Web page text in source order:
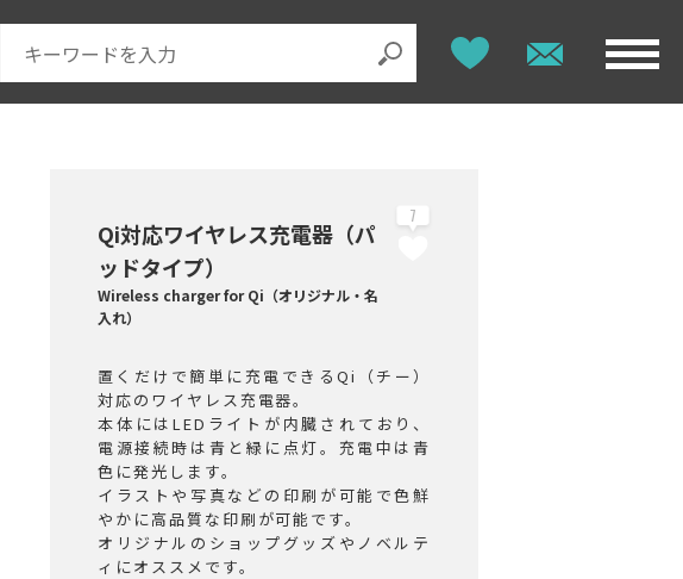
Qi対応ワイヤレス充電器（パ
ッドタイプ）
Wireless charger for Qi（オリジナル・名
入れ）
7
置くだけで簡単に充電できるQi（チー）
対応のワイヤレス充電器。
本体にはLEDライトが内臓されており、
電源接続時は青と緑に点灯。充電中は青
色に発光します。
イラストや写真などの印刷が可能で色鮮
やかに高品質な印刷が可能です。
オリジナルのショップグッズやノベルテ
ィにオススメです。